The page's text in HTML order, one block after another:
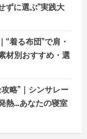
ずに選ぶ”実践大
着る布団”で肩・
材別おすすめ・選
略”｜シンサレー
熱…あなたの寝室